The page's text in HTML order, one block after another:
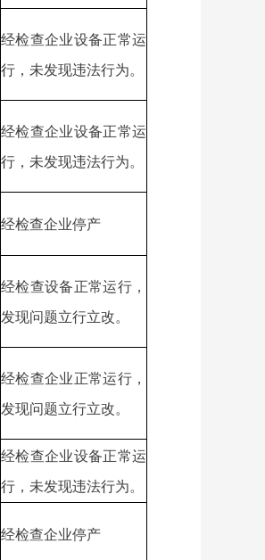
经检查企业设备正常运
行，未发现违法行为。
经检查企业设备正常运
行，未发现违法行为。
经检查企业停产
经检查设备正常运行，
发现问题立行立改。
经检查企业正常运行，
发现问题立行立改。
经检查企业设备正常运
行，未发现违法行为。
经检查企业停产